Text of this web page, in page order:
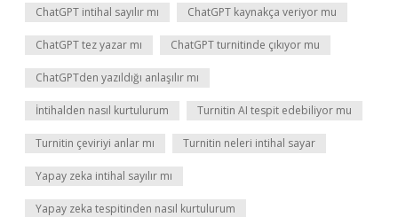
ChatGPT intihal sayılır mı ChatGPT kaynakça veriyor mu
ChatGPT tez yazar mı ChatGPT turnitinde çıkıyor mu
ChatGPTden yazıldığı anlaşılır mı
İntihalden nasıl kurtulurum Turnitin AI tespit edebiliyor mu
Turnitin çeviriyi anlar mı Turnitin neleri intihal sayar
Yapay zeka intihal sayılır mı
Yapay zeka tespitinden nasıl kurtulurum